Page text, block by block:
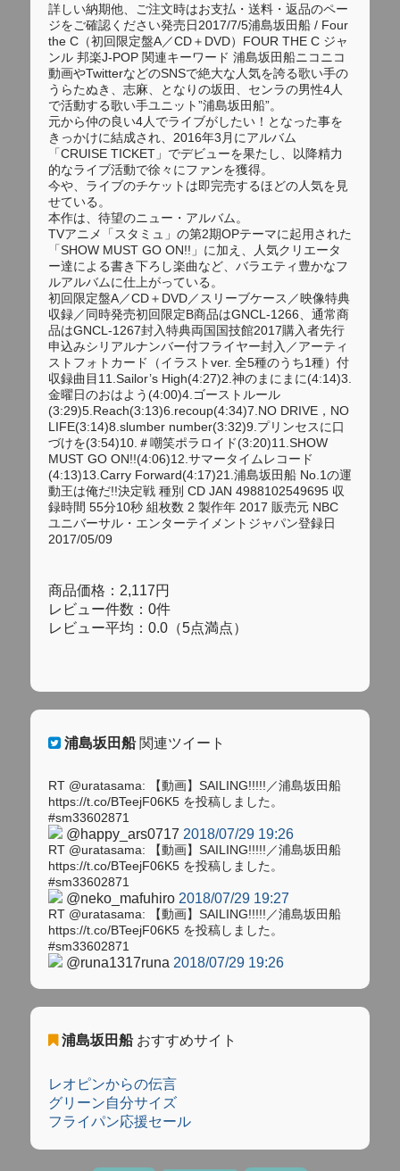
詳しい納期他、ご注文時はお支払・送料・返品のペー
ジをご確認ください発売日2017/7/5浦島坂田船 / Four
the C（初回限定盤A／CD＋DVD）FOUR THE C ジャ
ンル 邦楽J-POP 関連キーワード 浦島坂田船ニコニコ
動画やTwitterなどのSNSで絶大な人気を誇る歌い手の
うらたぬき、志麻、となりの坂田、センラの男性4人
で活動する歌い手ユニット”浦島坂田船”。
元から仲の良い4人でライブがしたい！となった事を
きっかけに結成され、2016年3月にアルバム
「CRUISE TICKET」でデビューを果たし、以降精力
的なライブ活動で徐々にファンを獲得。
今や、ライブのチケットは即完売するほどの人気を見
せている。
本作は、待望のニュー・アルバム。
TVアニメ「スタミュ」の第2期OPテーマに起用された
「SHOW MUST GO ON!!」に加え、人気クリエータ
ー達による書き下ろし楽曲など、バラエティ豊かなフ
ルアルバムに仕上がっている。
初回限定盤A／CD＋DVD／スリーブケース／映像特典
収録／同時発売初回限定B商品はGNCL-1266、通常商
品はGNCL-1267封入特典両国国技館2017購入者先行
申込みシリアルナンバー付フライヤー封入／アーティ
ストフォトカード（イラストver. 全5種のうち1種）付
収録曲目11.Sailor’s High(4:27)2.神のまにまに(4:14)3.
金曜日のおはよう(4:00)4.ゴーストルール
(3:29)5.Reach(3:13)6.recoup(4:34)7.NO DRIVE，NO
LIFE(3:14)8.slumber number(3:32)9.プリンセスに口
づけを(3:54)10.＃嘲笑ポラロイド(3:20)11.SHOW
MUST GO ON!!(4:06)12.サマータイムレコード
(4:13)13.Carry Forward(4:17)21.浦島坂田船 No.1の運
動王は俺だ!!決定戦 種別 CD JAN 4988102549695 収
録時間 55分10秒 組枚数 2 製作年 2017 販売元 NBC
ユニバーサル・エンターテイメントジャパン登録日
2017/05/09
商品価格：2,117円
レビュー件数：0件
レビュー平均：0.0（5点満点）
浦島坂田船関連ツイート
RT @uratasama: 【動画】SAILING!!!!!／浦島坂田船
https://t.co/BTeejF06K5 を投稿しました。
#sm33602871
@happy_ars0717 2018/07/29 19:26
RT @uratasama: 【動画】SAILING!!!!!／浦島坂田船
https://t.co/BTeejF06K5 を投稿しました。
#sm33602871
@neko_mafuhiro 2018/07/29 19:27
RT @uratasama: 【動画】SAILING!!!!!／浦島坂田船
https://t.co/BTeejF06K5 を投稿しました。
#sm33602871
@runa1317runa 2018/07/29 19:26
浦島坂田船おすすめサイト
レオピンからの伝言
グリーン自分サイズ
フライパン応援セール